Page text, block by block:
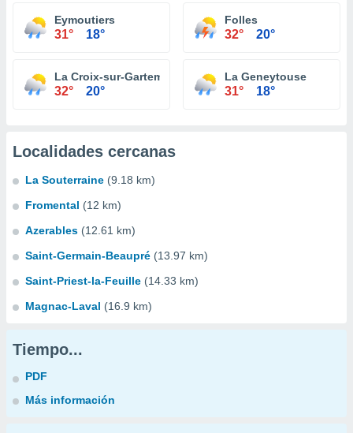
Eymoutiers
31° 18°
Folles
32° 20°
La Croix-sur-Gartempe
32° 20°
La Geneytouse
31° 18°
Localidades cercanas
La Souterraine (9.18 km)
Fromental (12 km)
Azerables (12.61 km)
Saint-Germain-Beaupré (13.97 km)
Saint-Priest-la-Feuille (14.33 km)
Magnac-Laval (16.9 km)
Tiempo...
PDF
Más información